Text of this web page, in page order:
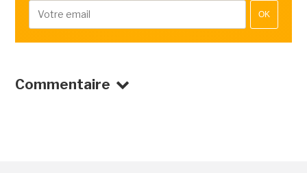
OK
Commentaire